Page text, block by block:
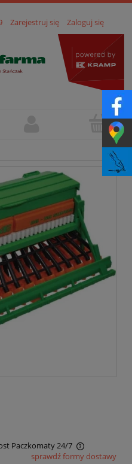
Zarejestruj się Zaloguj się
Paczkomaty 24/7
kosztów płatności
sprawdź formy dostawy